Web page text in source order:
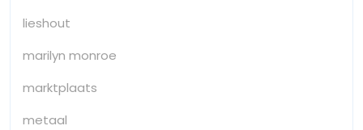
lieshout
marilyn monroe
marktplaats
metaal